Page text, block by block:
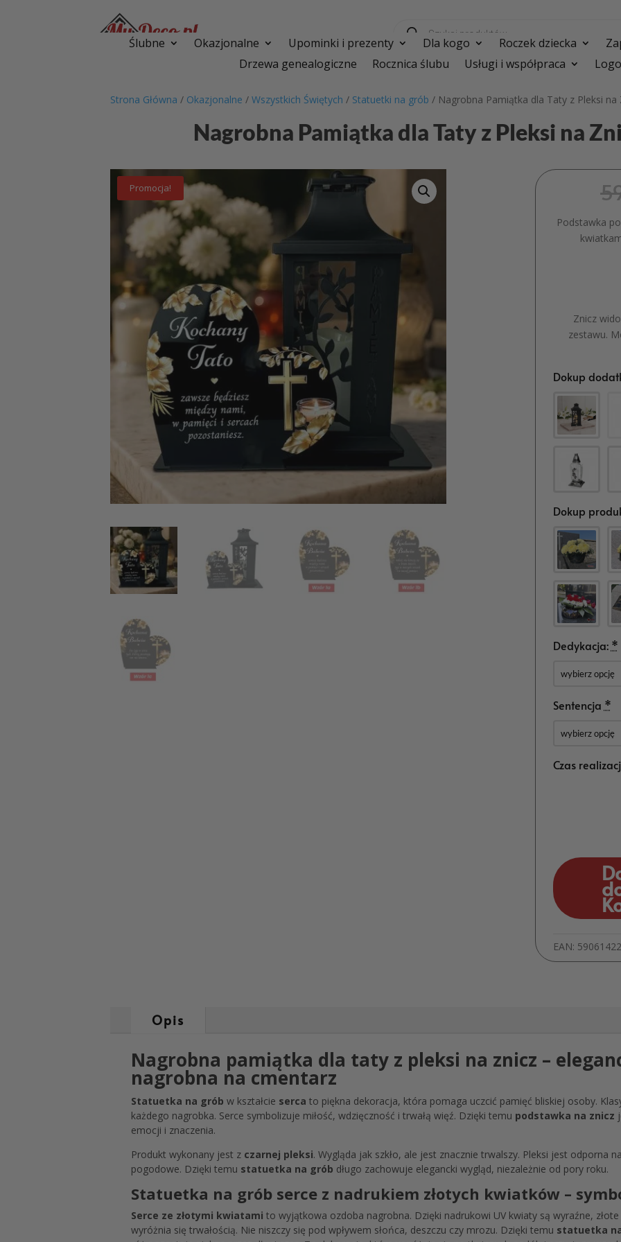
produktów
Ślubne Okazjonalne Upominki i prezenty Dla kogo Roczek dziecka
Drzewa genealogiczne
Rocznica ślubu Usługi i współpraca
Strona Główna / Okazjonalne /Wszystkich Świętych / Statuetki na grób / Nagrobna Pamiątka dla Taty z Pleksi na
Nagrobna Pamiątka dla Taty z Pleksi na
Promocja!
Podstawka
Znicz
zestawu.
Dokup
Dokup
Dedykacja: *
Sentencja *
Czas
EAN:
Opis
Nagrobna pamiątka dla taty z pleksi na znicz –
nagrobna na cmentarz
Statuetka na grób w kształcie serca to piękna dekoracja, która pomaga uczcić pamięć bliskiej osoby.
każdego nagrobka. Serce symbolizuje miłość, wdzięczność i trwałą więź. Dzięki temu podstawka na znicz
emocji i znaczenia.
Produkt wykonany jest z czarnej pleksi. Wygląda jak szkło, ale jest znacznie trwalszy. Pleksi jest odporna
pogodowe. Dzięki temu statuetka na grób długo zachowuje elegancki wygląd, niezależnie od pory roku.
Statuetka na grób serce z nadrukiem złotych kwiatków –
Serce ze złotymi kwiatami to wyjątkowa ozdoba nagrobna. Dzięki nadrukowi UV kwiaty są wyraźne,
wyróżnia się trwałością. Nie niszczy się pod wpływem słońca, deszczu czy mrozu. Dzięki temu statuetka